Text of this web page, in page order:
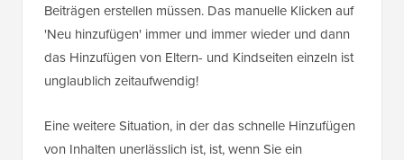
Beiträgen erstellen müssen. Das manuelle Klicken auf
'Neu hinzufügen' immer und immer wieder und dann
das Hinzufügen von Eltern- und Kindseiten einzeln ist
unglaublich zeitaufwendig!
Eine weitere Situation, in der das schnelle Hinzufügen
von Inhalten unerlässlich ist, ist, wenn Sie ein